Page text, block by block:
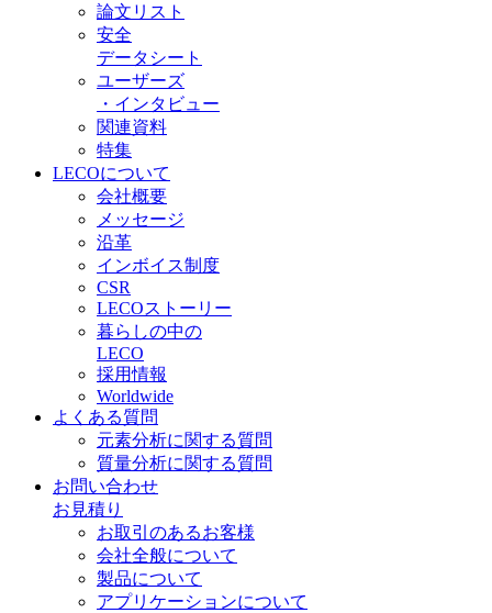
論文リスト
安全
データシート
ユーザーズ
・インタビュー
関連資料
特集
LECOについて
会社概要
メッセージ
沿革
インボイス制度
CSR
LECOストーリー
暮らしの中の
LECO
採用情報
Worldwide
よくある質問
元素分析に関する質問
質量分析に関する質問
お問い合わせ
お見積り
お取引のあるお客様
会社全般について
製品について
アプリケーションについて